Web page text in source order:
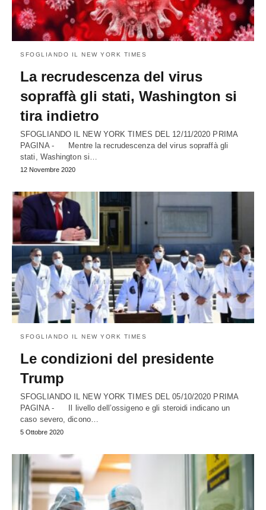
SFOGLIANDO IL NEW YORK TIMES
La recrudescenza del virus
sopraffà gli stati, Washington si
tira indietro
SFOGLIANDO IL NEW YORK TIMES DEL 12/11/2020 PRIMA
PAGINA - Mentre la recrudescenza del virus sopraffà gli
stati, Washington si…
12 Novembre 2020
SFOGLIANDO IL NEW YORK TIMES
Le condizioni del presidente
Trump
SFOGLIANDO IL NEW YORK TIMES DEL 05/10/2020 PRIMA
PAGINA - Il livello dell’ossigeno e gli steroidi indicano un
caso severo, dicono…
5 Ottobre 2020